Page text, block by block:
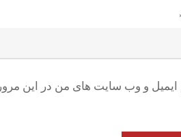
ایمیل و وب سایت های من در این